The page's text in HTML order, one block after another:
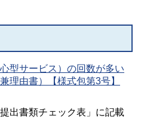
型サービス）の回数が多い
理由書）【様式包第3号】
出書類チェック表」に記載